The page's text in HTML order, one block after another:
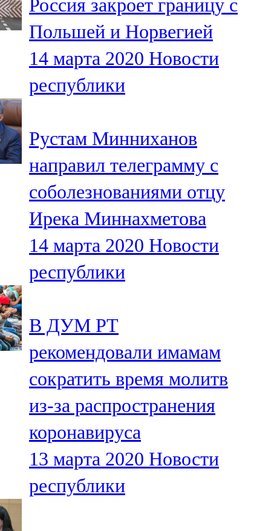
Россия закроет границу с
Польшей и Норвегией
14 марта 2020 Новости
республики
Рустам Минниханов
направил телеграмму с
соболезнованиями отцу
Ирека Миннахметова
14 марта 2020 Новости
республики
В ДУМ РТ
рекомендовали имамам
сократить время молитв
из-за распространения
коронавируса
13 марта 2020 Новости
республики